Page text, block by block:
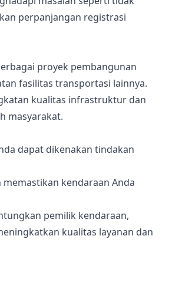
perpanjangan registrasi
proyek pembangunan
fasilitas transportasi lainnya.
kualitas infrastruktur dan
masyarakat.
dapat dikenakan tindakan
kendaraan Anda
pemilik kendaraan,
kualitas layanan dan